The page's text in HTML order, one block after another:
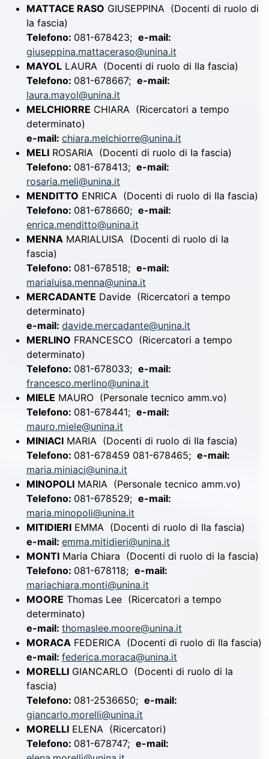
MATTACE RASO GIUSEPPINA (Docenti di ruolo di
Ia fascia)
Telefono: 081-678423; e-mail:
giuseppina.mattaceraso@unina.it
MAYOL LAURA (Docenti di ruolo di IIa fascia)
Telefono: 081-678667; e-mail:
laura.mayol@unina.it
MELCHIORRE CHIARA (Ricercatori a tempo
determinato)
e-mail: chiara.melchiorre@unina.it
MELI ROSARIA (Docenti di ruolo di Ia fascia)
Telefono: 081-678413; e-mail:
rosaria.meli@unina.it
MENDITTO ENRICA (Docenti di ruolo di IIa fascia)
Telefono: 081-678660; e-mail:
enrica.menditto@unina.it
MENNA MARIALUISA (Docenti di ruolo di Ia
fascia)
Telefono: 081-678518; e-mail:
marialuisa.menna@unina.it
MERCADANTE Davide (Ricercatori a tempo
determinato)
e-mail: davide.mercadante@unina.it
MERLINO FRANCESCO (Ricercatori a tempo
determinato)
Telefono: 081-678033; e-mail:
francesco.merlino@unina.it
MIELE MAURO (Personale tecnico amm.vo)
Telefono: 081-678441; e-mail:
mauro.miele@unina.it
MINIACI MARIA (Docenti di ruolo di IIa fascia)
Telefono: 081-678459 081-678465; e-mail:
maria.miniaci@unina.it
MINOPOLI MARIA (Personale tecnico amm.vo)
Telefono: 081-678529; e-mail:
maria.minopoli@unina.it
MITIDIERI EMMA (Docenti di ruolo di IIa fascia)
e-mail: emma.mitidieri@unina.it
MONTI Maria Chiara (Docenti di ruolo di Ia fascia)
Telefono: 081-678118; e-mail:
mariachiara.monti@unina.it
MOORE Thomas Lee (Ricercatori a tempo
determinato)
e-mail: thomaslee.moore@unina.it
MORACA FEDERICA (Docenti di ruolo di IIa fascia)
e-mail: federica.moraca@unina.it
MORELLI GIANCARLO (Docenti di ruolo di Ia
fascia)
Telefono: 081-2536650; e-mail:
giancarlo.morelli@unina.it
MORELLI ELENA (Ricercatori)
Telefono: 081-678747; e-mail: